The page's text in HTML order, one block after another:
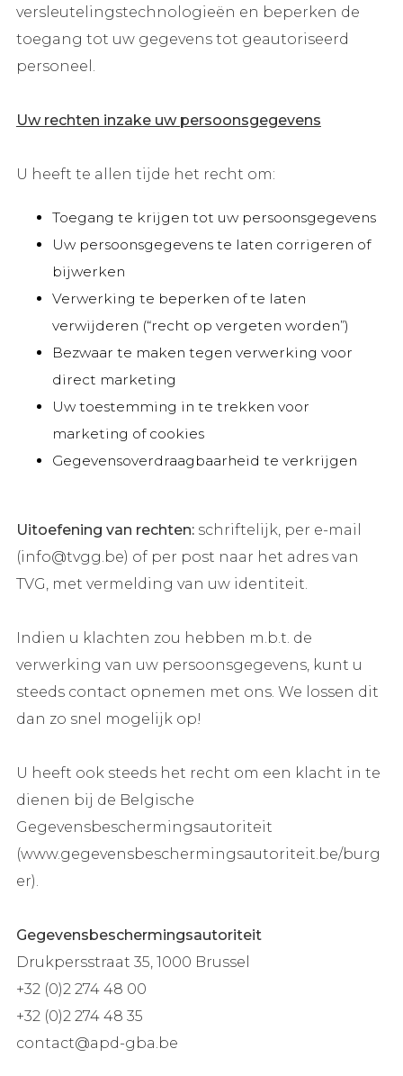
versleutelingstechnologieën en beperken de
toegang tot uw gegevens tot geautoriseerd
personeel.
Uw rechten inzake uw persoonsgegevens
U heeft te allen tijde het recht om:
Toegang te krijgen tot uw persoonsgegevens
Uw persoonsgegevens te laten corrigeren of
bijwerken
Verwerking te beperken of te laten
verwijderen (“recht op vergeten worden”)
Bezwaar te maken tegen verwerking voor
direct marketing
Uw toestemming in te trekken voor
marketing of cookies
Gegevensoverdraagbaarheid te verkrijgen
Uitoefening van rechten:schriftelijk, per e-mail
(info@tvgg.be) of per post naar het adres van
TVG, met vermelding van uw identiteit.
Indien u klachten zou hebben m.b.t. de
verwerking van uw persoonsgegevens, kunt u
steeds contact opnemen met ons. We lossen dit
dan zo snel mogelijk op!
U heeft ook steeds het recht om een klacht in te
dienen bij de Belgische
Gegevensbeschermingsautoriteit
(www.gegevensbeschermingsautoriteit.be/burg
er).
Gegevensbeschermingsautoriteit
Drukpersstraat 35, 1000 Brussel
+32 (0)2 274 48 00
+32 (0)2 274 48 35
contact@apd-gba.be